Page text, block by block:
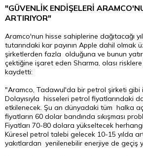
"GÜVENLİK ENDİŞELERİ
ARTIRIYOR"
Aramco'nun hisse sahiplerine dağıtacağı
tutarındaki kar payının Apple dahil olmak
şirketlerden fazla olduğuna ve bunun
çektiğine işaret eden Sharma, olası risklere
kaydetti:
"Aramco, Tadawul'da bir petrol şirketi gibi
Dolayısıyla hisseleri petrol fiyatlarındaki
etkilenecek. Şu an dünyadaki tüm halka
fiyatların 60 dolar bandında sıkışması
Fiyatları 70-80 dolara yükseltecek
Küresel petrol talebi gelecek 10-15 yılda
yakıtlardan yenilenebilir enerjiye de geçiş